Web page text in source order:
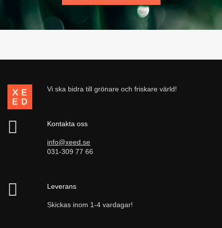
Vi ska bidra till grönare och friskare värld!
Kontakta oss
info@xeed.se
031-309 77 66
Leverans
Skickas inom 1-4 vardagar!